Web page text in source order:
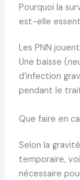
Pourquoi la
est-elle
Les PNN
Une baisse
d’infection
pendant le
Que faire en
Selon la
temporaire,
nécessaire